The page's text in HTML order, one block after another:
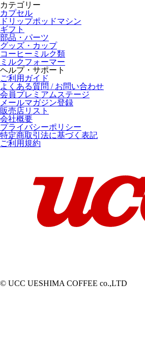
カテゴリー
カプセル
ドリップポッドマシン
ギフト
部品・パーツ
グッズ・カップ
コーヒーミルク類
ミルクフォーマー
ヘルプ・サポート
ご利用ガイド
よくある質問 / お問い合わせ
会員プレミアムステージ
メールマガジン登録
販売店リスト
会社概要
プライバシーポリシー
特定商取引法に基づく表記
ご利用規約
© UCC UESHIMA COFFEE co.,LTD